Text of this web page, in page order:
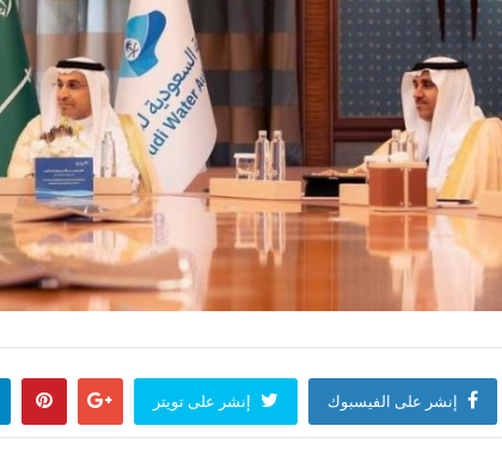
إنشر على الفيسبوك إنشر على تويتر